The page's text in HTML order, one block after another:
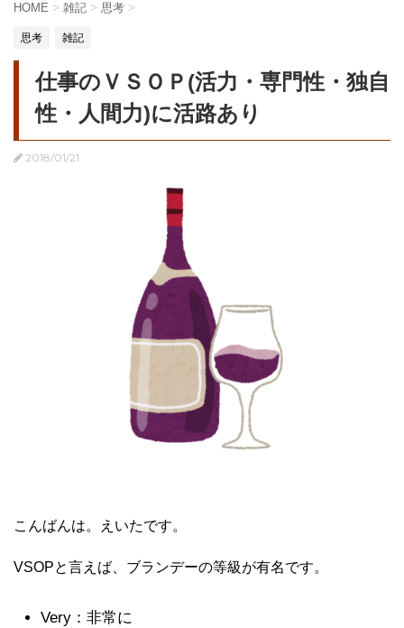
HOME > 雑記 > 思考 >
思考 雑記
仕事のＶＳＯＰ(活力・専門性・独自
性・人間力)に活路あり
2018/01/21
こんばんは。えいたです。
VSOPと言えば、ブランデーの等級が有名です。
Very：非常に